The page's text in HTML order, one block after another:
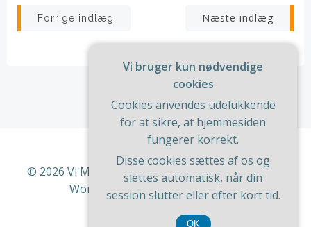
Indlægsnavigation
Forrige indlæg Næste indlæg
© 2026 Vi Med Hus Og Have. Bygget ved at bruge
WordPress og
ColibriWP Theme .
Vi bruger kun nødvendige
cookies
Cookies anvendes udelukkende
for at sikre, at hjemmesiden
fungerer korrekt.
Disse cookies sættes af os og
slettes automatisk, når din
session slutter eller efter kort tid.
OK